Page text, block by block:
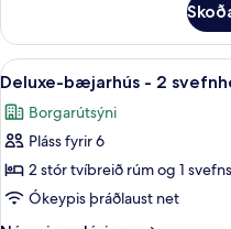
rúm
með
svefnsófa
-
reyklaust
íbúð
1
tvíbreitt
rúm
svefnsófa
-
Skoða
allar
myndir
fyrir
Deluxe-
bæjarhús
-
10
Deluxe-bæjarhús - 2
Borgarútsýni
Pláss fyrir 6
2 stór tvíbreið rúm og 1
Ókeypis þráðlaust net